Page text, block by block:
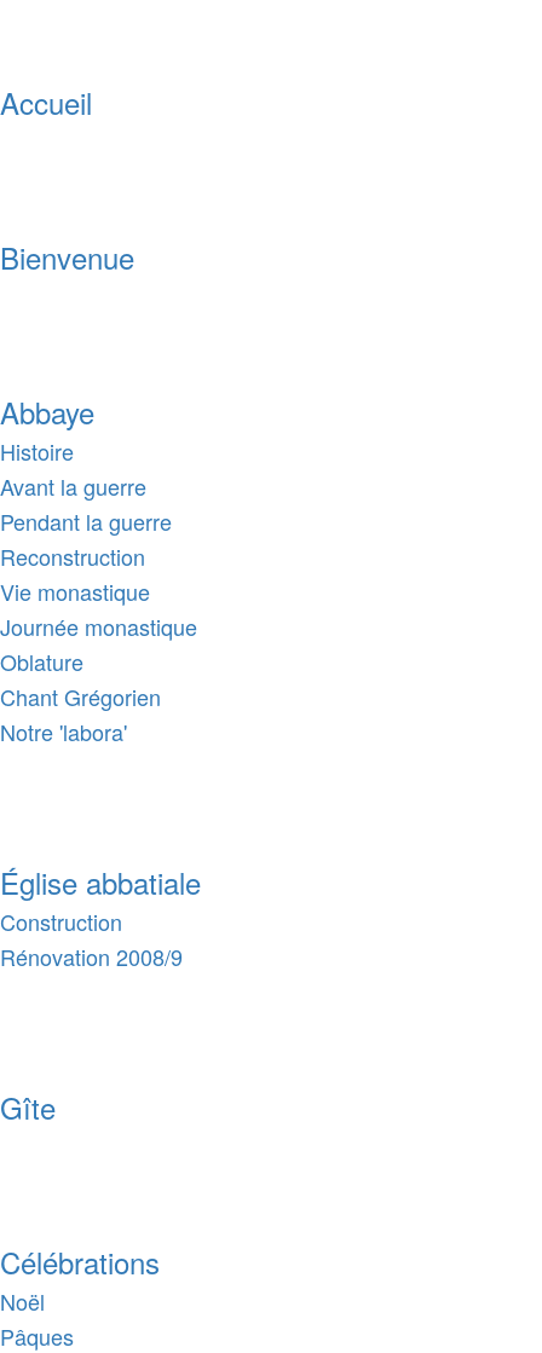
Accueil
Bienvenue
Abbaye
Histoire
Avant la guerre
Pendant la guerre
Reconstruction
Vie monastique
Journée monastique
Oblature
Chant Grégorien
Notre 'labora'
Église abbatiale
Construction
Rénovation 2008/9
Gîte
Célébrations
Noël
Pâques